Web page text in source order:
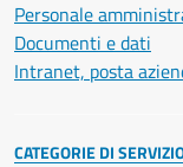
Personale
Documenti e dati
Intranet, posta
CATEGORIE DI